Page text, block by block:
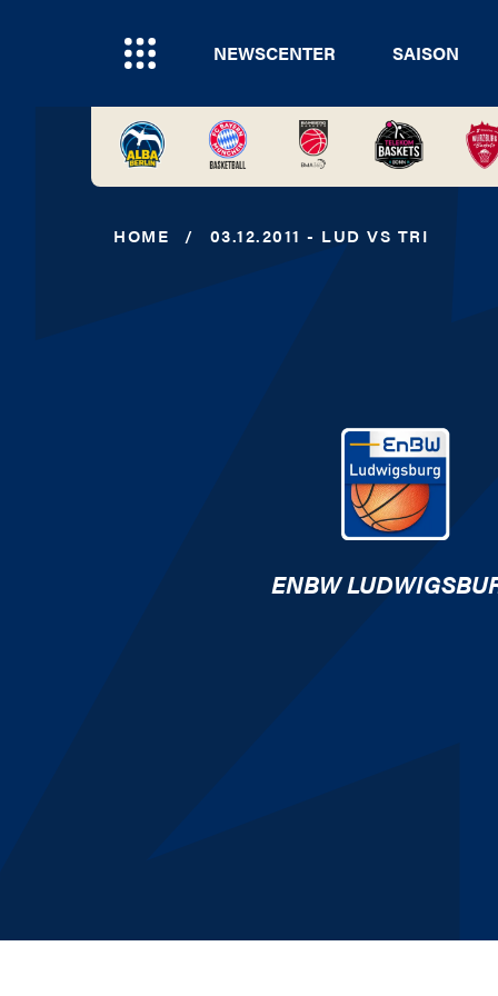
NEWSCENTER SAISON
HOME / 03.12.2011 - LUD VS TRI
ENBW